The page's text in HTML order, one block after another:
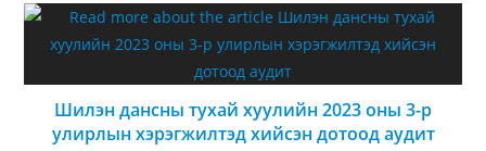
Шилэн дансны тухай хуулийн 2023 оны 3-р
улирлын хэрэгжилтэд хийсэн дотоод аудит